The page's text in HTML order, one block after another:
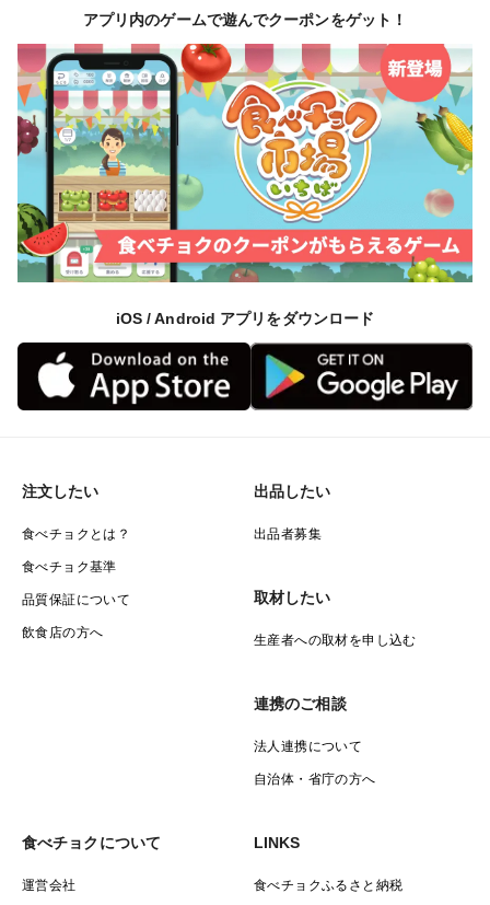
アプリ内のゲームで遊んでクーポンをゲット！
iOS / Android アプリをダウンロード
注文したい
食べチョクとは？
食べチョク基準
品質保証について
飲食店の方へ
出品したい
出品者募集
取材したい
生産者への取材を申し込む
連携のご相談
法人連携について
自治体・省庁の方へ
食べチョクについて
運営会社
LINKS
食べチョクふるさと納税